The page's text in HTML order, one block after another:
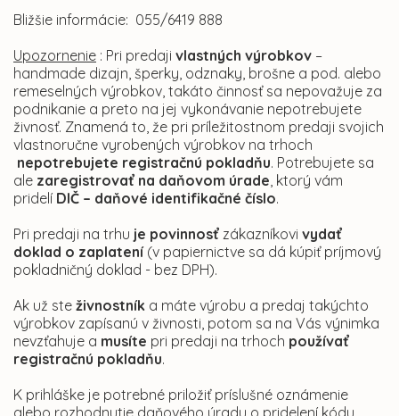
Bližšie informácie: 055/6419 888
Upozornenie : Pri predaji vlastných výrobkov –
handmade dizajn, šperky, odznaky, brošne a pod. alebo
remeselných výrobkov, takáto činnosť sa nepovažuje za
podnikanie a preto na jej vykonávanie nepotrebujete
živnosť. Znamená to, že pri príležitostnom predaji svojich
vlastnoručne vyrobených výrobkov na trhoch
nepotrebujete registračnú pokladňu. Potrebujete sa
ale zaregistrovať na daňovom úrade, ktorý vám
pridelí DIČ – daňové identifikačné číslo.
Pri predaji na trhu je povinnosť zákazníkovi vydať
doklad o zaplatení(v papiernictve sa dá kúpiť príjmový
pokladničný doklad - bez DPH).
Ak už ste živnostník a máte výrobu a predaj takýchto
výrobkov zapísanú v živnosti, potom sa na Vás výnimka
nevzťahuje a musíte pri predaji na trhoch používať
registračnú pokladňu.
K prihláške je potrebné priložiť príslušné oznámenie